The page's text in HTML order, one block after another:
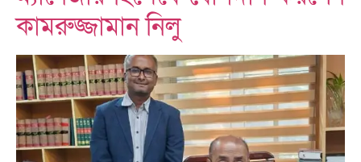
কামরুজ্জামান নিলু